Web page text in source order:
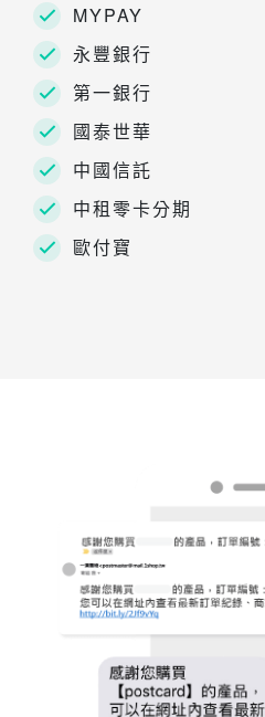
MYPAY
永豐銀行
第一銀行
國泰世華
中國信託
中租零卡分期
歐付寶